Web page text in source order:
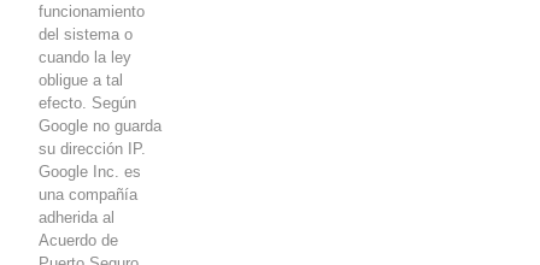
funcionamiento
del sistema o
cuando la ley
obligue a tal
efecto. Según
Google no guarda
su dirección IP.
Google Inc. es
una compañía
adherida al
Acuerdo de